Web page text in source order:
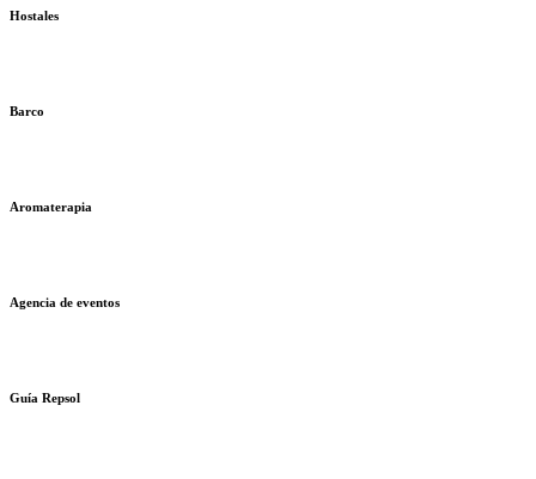
Hostales
Barco
Aromaterapia
Agencia de eventos
Guía Repsol